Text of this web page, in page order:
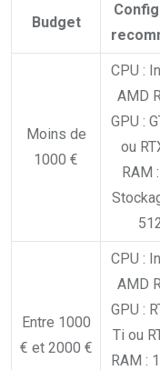
Budget
Moins de
1000 €
CPU :
AMD
GPU :
ou
RAM
Entre 1000
€ et 2000 €
CPU :
AMD
GPU :
Ti ou
RAM :